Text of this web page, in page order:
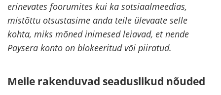
erinevates foorumites kui ka sotsiaalmeedias,
mistõttu otsustasime anda teile ülevaate selle
kohta, miks mõned inimesed leiavad, et nende
Paysera konto on blokeeritud või piiratud.
Meile rakenduvad seaduslikud nõuded